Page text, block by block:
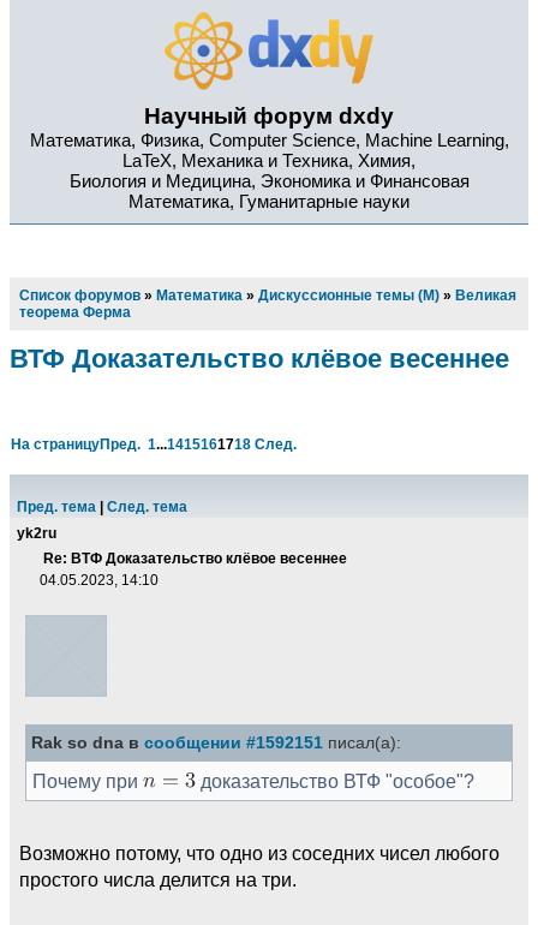
Научный форум dxdy
Математика, Физика, Computer Science, Machine Learning,
LaTeX, Механика и Техника, Химия,
Биология и Медицина, Экономика и Финансовая
Математика, Гуманитарные науки
Список форумов » Математика » Дискуссионные темы (М) » Великая
теорема Ферма
ВТФ Доказательство клёвое весеннее
На страницуПред. 1...1415161718 След.
Пред. тема
След. тема
yk2ru
Re: ВТФ Доказательство клёвое весеннее
04.05.2023, 14:10
Rak so dna в сообщении #1592151 писал(а):
Почему при доказательство ВТФ "особое"?
Возможно потому, что одно из соседних чисел любого
простого числа делится на три.